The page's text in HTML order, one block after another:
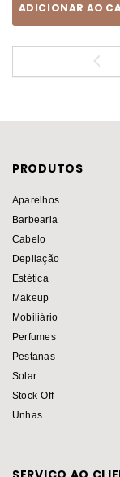
ADICIONAR AO
PRODUTOS
Aparelhos
Barbearia
Cabelo
Depilação
Estética
Makeup
Mobiliário
Perfumes
Pestanas
Solar
Stock-Off
Unhas